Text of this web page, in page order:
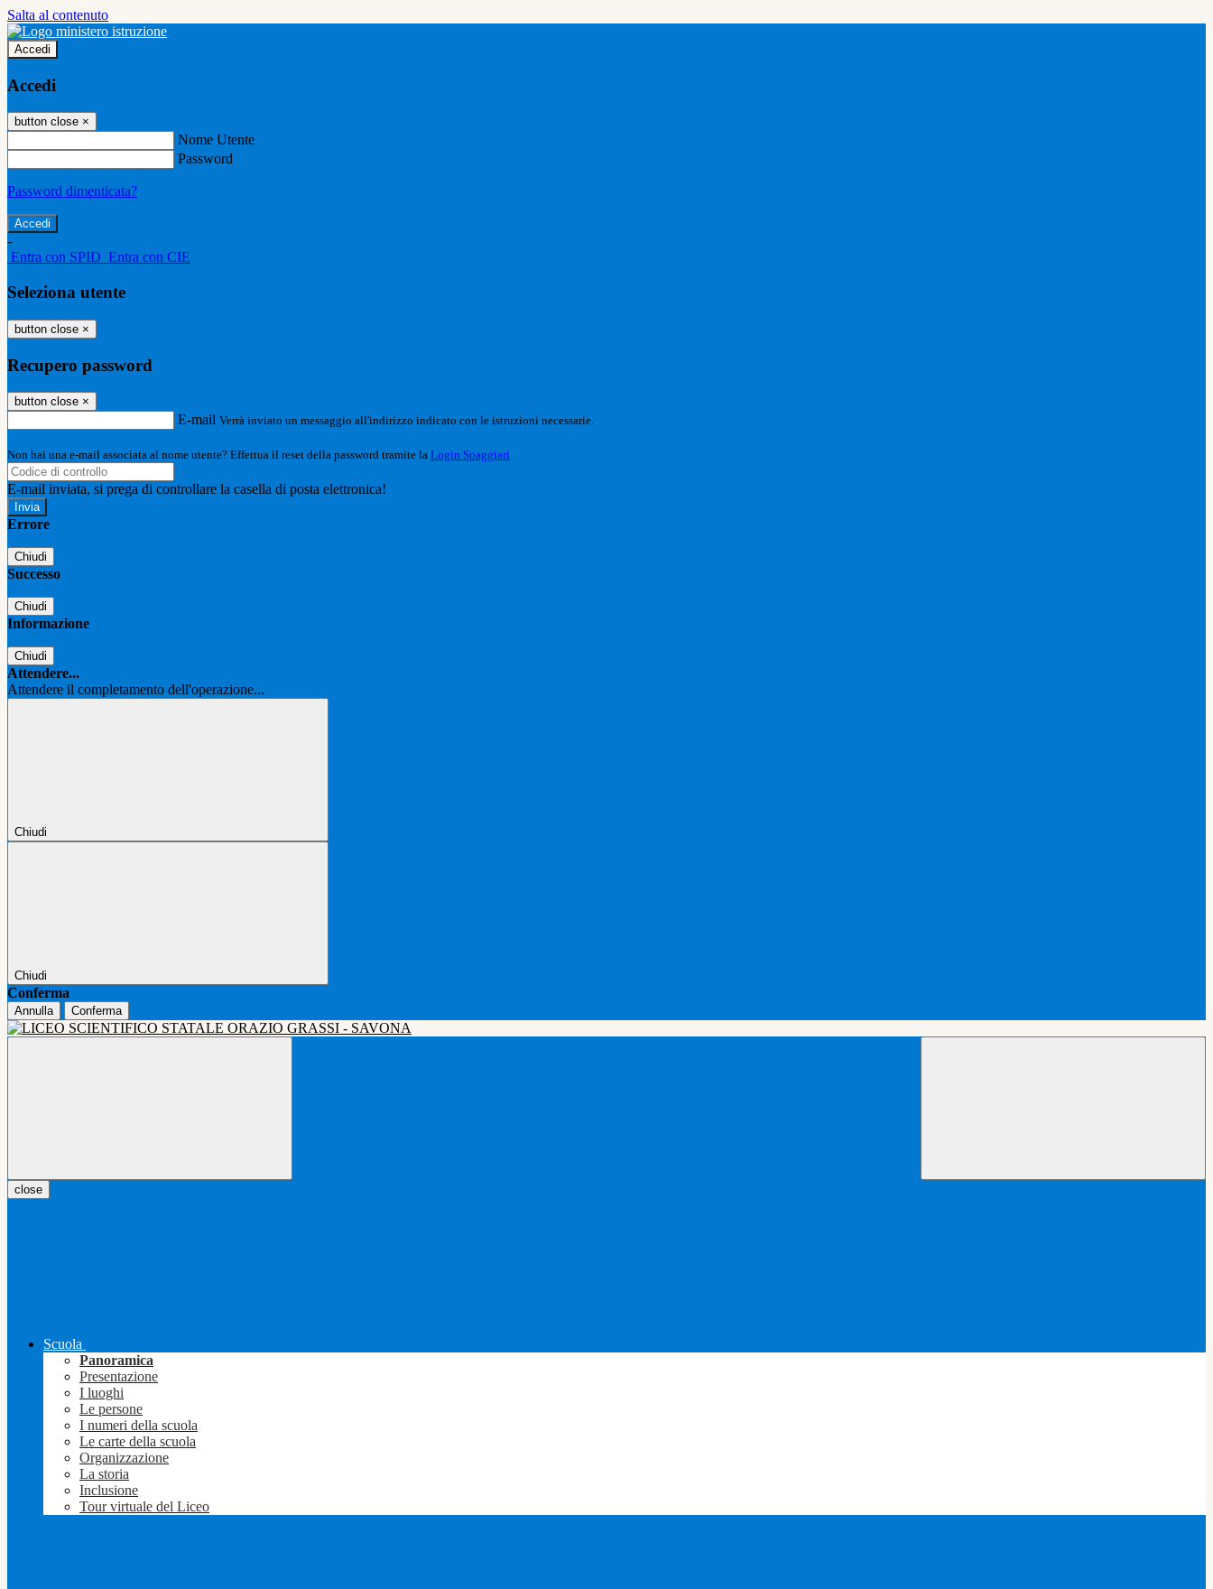
Salta al contenuto
Accedi
Accedi
button close ×
Nome Utente
Password
Password dimenticata?
-
Entra con SPID Entra con CIE
Seleziona utente
button close ×
Recupero password
button close ×
E-mail Verrà inviato un messaggio all'indirizzo indicato con le istruzioni necessarie.
Non hai una e-mail associata al nome utente? Effettua il reset della password tramite la Login Spaggiari
E-mail inviata, si prega di controllare la casella di posta elettronica!
Errore
Chiudi
Successo
Chiudi
Informazione
Chiudi
Attendere...
Attendere il completamento dell'operazione...
Chiudi
Chiudi
Conferma
Annulla Conferma
close
Scuola
Panoramica
Presentazione
I luoghi
Le persone
I numeri della scuola
Le carte della scuola
Organizzazione
La storia
Inclusione
Tour virtuale del Liceo